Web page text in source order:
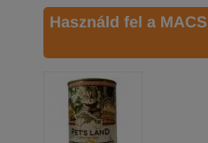
Használd fel a